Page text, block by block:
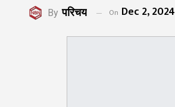
By परिचय On Dec 2, 2024